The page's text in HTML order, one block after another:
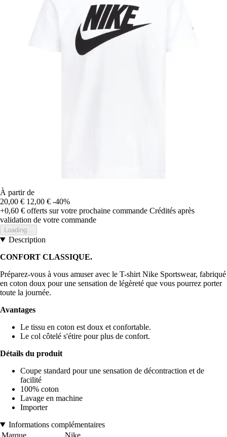
À partir de
20,00 € 12,00 € -40%
+0,60 € offerts sur votre prochaine commande Crédités après
validation de votre commande
Loading...
Description
CONFORT CLASSIQUE.
Préparez-vous à vous amuser avec le T-shirt Nike Sportswear, fabriqué
en coton doux pour une sensation de légèreté que vous pourrez porter
toute la journée.
Avantages
Le tissu en coton est doux et confortable.
Le col côtelé s'étire pour plus de confort.
Détails du produit
Coupe standard pour une sensation de décontraction et de
facilité
100% coton
Lavage en machine
Importer
Informations complémentaires